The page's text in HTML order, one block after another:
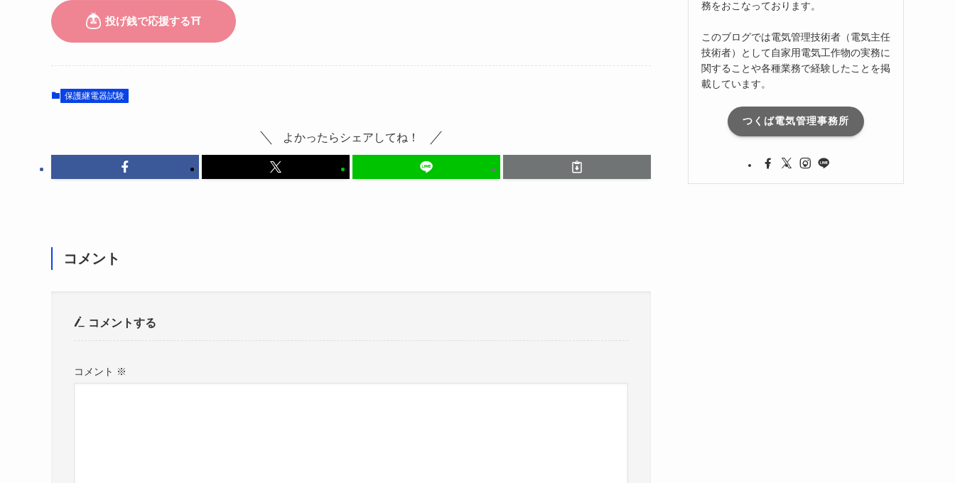
保護継電器試験
よかったらシェアしてね！
コメント
コメントする
コメント ※
務をおこなっております。
このブログでは電気管理技術者（電気主任
技術者）として自家用電気工作物の実務に
関することや各種業務で経験したことを掲
載しています。
つくば電気管理事務所